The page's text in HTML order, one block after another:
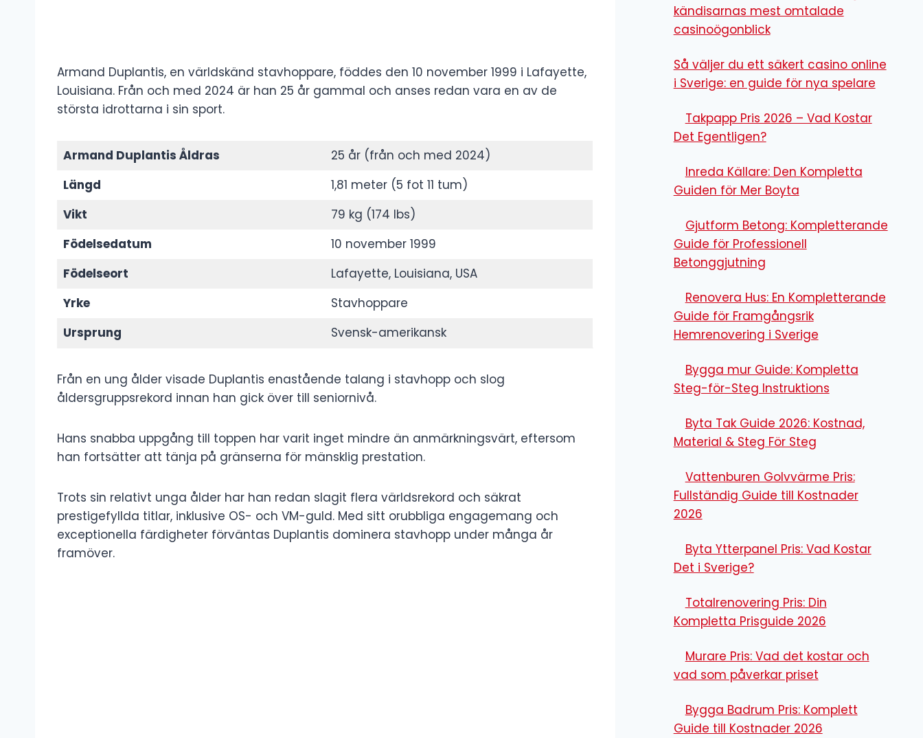
Armand Duplantis, en världskänd stavhoppare, föddes den 10 november 1999 i Lafayette,
Louisiana. Från och med 2024 är han 25 år gammal och anses redan vara en av de
största idrottarna i sin sport.
Armand Duplantis Åldras
25 år (från och med 2024)
Längd
1,81 meter (5 fot 11 tum)
Vikt
79 kg (174 lbs)
Födelsedatum
10 november 1999
Födelseort
Lafayette, Louisiana, USA
Yrke
Stavhoppare
Ursprung
Svensk-amerikansk
Från en ung ålder visade Duplantis enastående talang i stavhopp och slog
åldersgruppsrekord innan han gick över till seniornivå.
Hans snabba uppgång till toppen har varit inget mindre än anmärkningsvärt, eftersom
han fortsätter att tänja på gränserna för mänsklig prestation.
Trots sin relativt unga ålder har han redan slagit flera världsrekord och säkrat
prestigefyllda titlar, inklusive OS- och VM-guld. Med sitt orubbliga engagemang och
exceptionella färdigheter förväntas Duplantis dominera stavhopp under många år
framöver.
kändisarnas mest omtalade
casinoögonblick
Så väljer du ett säkert casino online
i Sverige: en guide för nya spelare
Takpapp Pris 2026 – Vad Kostar
Det Egentligen?
Inreda Källare: Den Kompletta
Guiden för Mer Boyta
Gjutform Betong: Kompletterande
Guide för Professionell
Betonggjutning
Renovera Hus: En Kompletterande
Guide för Framgångsrik
Hemrenovering i Sverige
Bygga mur Guide: Kompletta
Steg-för-Steg Instruktions
Byta Tak Guide 2026: Kostnad,
Material & Steg För Steg
Vattenburen Golvvärme Pris:
Fullständig Guide till Kostnader
2026
Byta Ytterpanel Pris: Vad Kostar
Det i Sverige?
Totalrenovering Pris: Din
Kompletta Prisguide 2026
Murare Pris: Vad det kostar och
vad som påverkar priset
Bygga Badrum Pris: Komplett
Guide till Kostnader 2026